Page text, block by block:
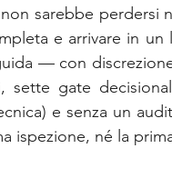
sarebbe perdersi
e arrivare in un
— con
gate
e senza un
ispezione, né la